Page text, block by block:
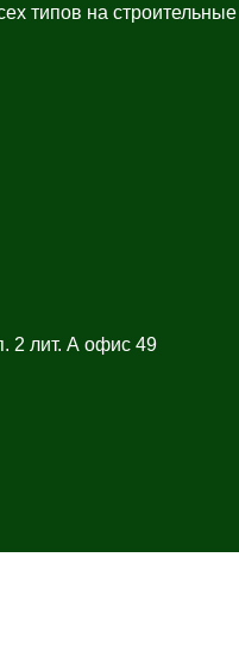
типов на строительные
2 лит. А офис 49